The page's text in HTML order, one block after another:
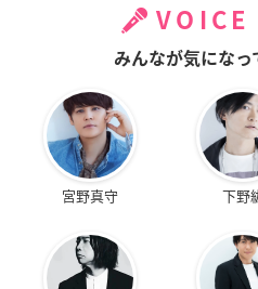
VOICE
みんなが気になっ
宮野真守 下野